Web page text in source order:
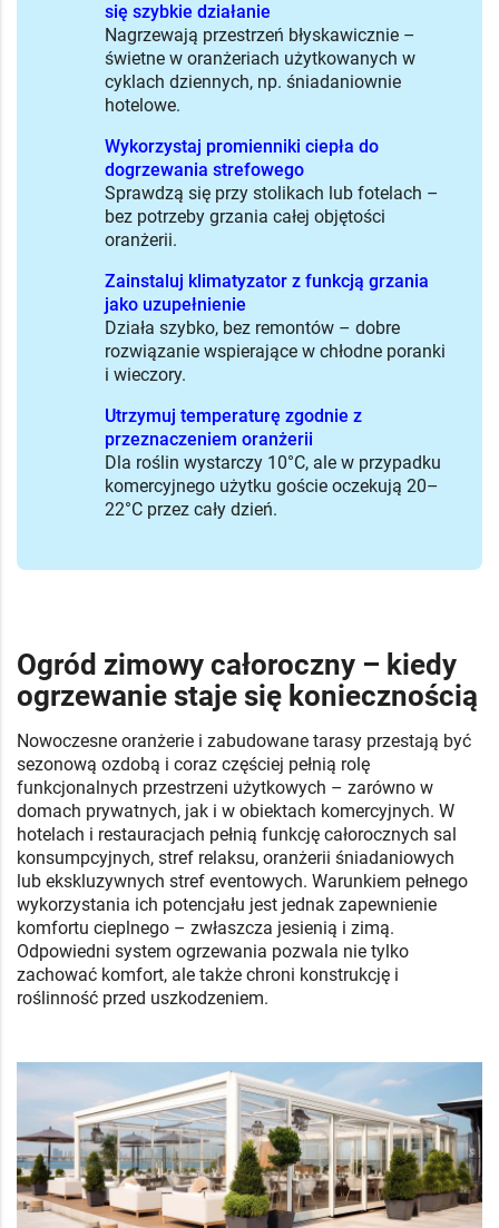
się szybkie działanie
Nagrzewają przestrzeń błyskawicznie –
świetne w oranżeriach użytkowanych w
cyklach dziennych, np. śniadaniownie
hotelowe.
Wykorzystaj promienniki ciepła do
dogrzewania strefowego
Sprawdzą się przy stolikach lub fotelach –
bez potrzeby grzania całej objętości
oranżerii.
Zainstaluj klimatyzator z funkcją grzania
jako uzupełnienie
Działa szybko, bez remontów – dobre
rozwiązanie wspierające w chłodne poranki
i wieczory.
Utrzymuj temperaturę zgodnie z
przeznaczeniem oranżerii
Dla roślin wystarczy 10°C, ale w przypadku
komercyjnego użytku goście oczekują 20–
22°C przez cały dzień.
Ogród zimowy całoroczny – kiedy
ogrzewanie staje się koniecznością
Nowoczesne oranżerie i zabudowane tarasy przestają być
sezonową ozdobą i coraz częściej pełnią rolę
funkcjonalnych przestrzeni użytkowych – zarówno w
domach prywatnych, jak i w obiektach komercyjnych. W
hotelach i restauracjach pełnią funkcję całorocznych sal
konsumpcyjnych, stref relaksu, oranżerii śniadaniowych
lub ekskluzywnych stref eventowych. Warunkiem pełnego
wykorzystania ich potencjału jest jednak zapewnienie
komfortu cieplnego – zwłaszcza jesienią i zimą.
Odpowiedni system ogrzewania pozwala nie tylko
zachować komfort, ale także chroni konstrukcję i
roślinność przed uszkodzeniem.